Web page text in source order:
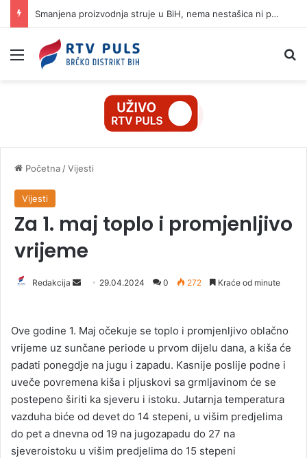
Smanjena proizvodnja struje u BiH, nema nestašica ni poskupljenja
Izbornik
Početna /Vijesti
Vijesti
Za 1. maj toplo i promjenljivo
vrijeme
Redakcija
d
a
n
e
m
a
i
l
29.04.2024 0 272 Kraće od minute
Ove godine 1. Maj očekuje se toplo i promjenljivo oblačno
vrijeme uz sunčane periode u prvom dijelu dana, a kiša će
padati ponegdje na jugu i zapadu. Kasnije poslije podne i
uveče povremena kiša i pljuskovi sa grmljavinom će se
postepeno širiti ka sjeveru i istoku. Jutarnja temperatura
vazduha biće od devet do 14 stepeni, u višim predjelima
do pet a dnevna od 19 na jugozapadu do 27 na
sjeveroistoku u višim predjelima do 15 stepeni